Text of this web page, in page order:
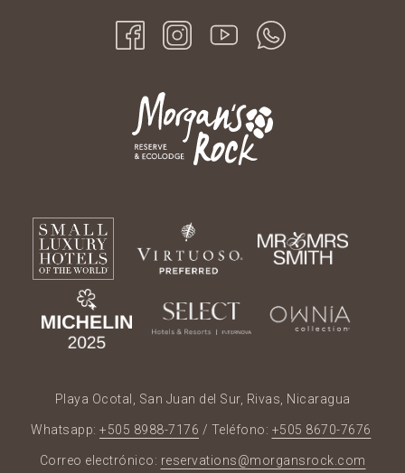
Playa Ocotal, San Juan del Sur, Rivas, Nicaragua
Whatsapp: +505 8988-7176 / Teléfono: +505 8670-7676
Correo electrónico: reservations@morgansrock.com